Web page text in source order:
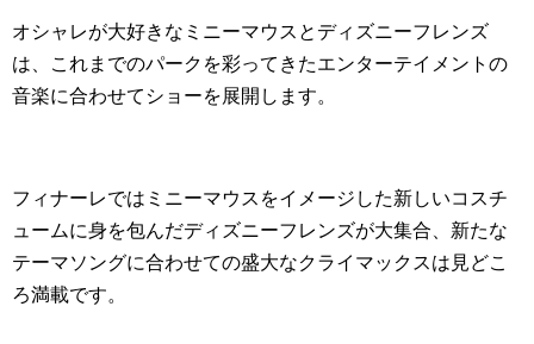
オシャレが大好きなミニーマウスとディズニーフレンズ
は、これまでのパークを彩ってきたエンターテイメントの
音楽に合わせてショーを展開します。
フィナーレではミニーマウスをイメージした新しいコスチ
ュームに身を包んだディズニーフレンズが大集合、新たな
テーマソングに合わせての盛大なクライマックスは見どこ
ろ満載です。